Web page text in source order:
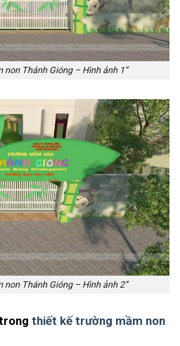
non Thánh Gióng – Hình ảnh 1”
non Thánh Gióng – Hình ảnh 2”
thiết kế trường mầm non